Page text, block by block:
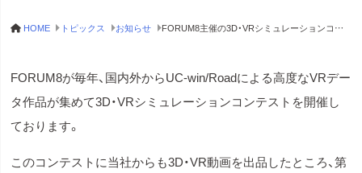
HOME トピックス お知らせ FORUM8主催の3D・VRシミュレーションコンテストにノミネート
FORUM8が毎年、国内外からUC-win/Roadによる高度なVRデー
タ作品が集めて3D・VRシミュレーションコンテストを開催し
ております。
このコンテストに当社からも3D・VR動画を出品したところ、第